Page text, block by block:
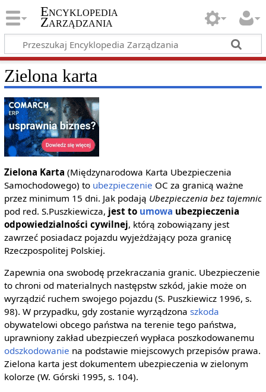
Encyklopedia
Zarządzania
Zielona karta
Zielona Karta (Międzynarodowa Karta Ubezpieczenia
Samochodowego) to ubezpieczenie OC za granicą ważne
przez minimum 15 dni. Jak podają Ubezpieczenia bez tajemnic
pod red. S.Puszkiewicza, jest to umowa ubezpieczenia
odpowiedzialności cywilnej, którą zobowiązany jest
zawrzeć posiadacz pojazdu wyjeżdżający poza granicę
Rzeczpospolitej Polskiej.
Zapewnia ona swobodę przekraczania granic. Ubezpieczenie
to chroni od materialnych następstw szkód, jakie może on
wyrządzić ruchem swojego pojazdu (S. Puszkiewicz 1996, s.
98). W przypadku, gdy zostanie wyrządzona szkoda
obywatelowi obcego państwa na terenie tego państwa,
uprawniony zakład ubezpieczeń wypłaca poszkodowanemu
odszkodowanie na podstawie miejscowych przepisów prawa.
Zielona karta jest dokumentem ubezpieczenia w zielonym
kolorze (W. Górski 1995, s. 104).